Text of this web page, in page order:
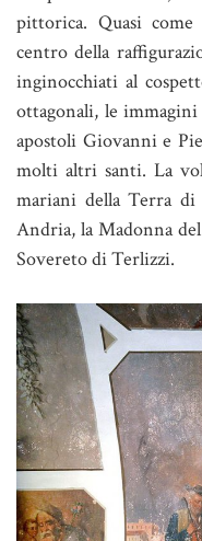
pittorica. Quasi
centro della
inginocchiati al
ottagonali, le immagini
apostoli Giovanni e
molti altri santi. La
mariani della Terra
Andria, la Madonna
Sovereto di Terlizzi.